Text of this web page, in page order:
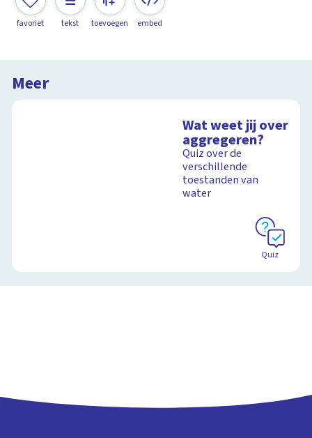
favoriet tekst toevoegen embed
Meer
Wat weet jij over
aggregeren?
Quiz over de
verschillende
toestanden van
water
Quiz